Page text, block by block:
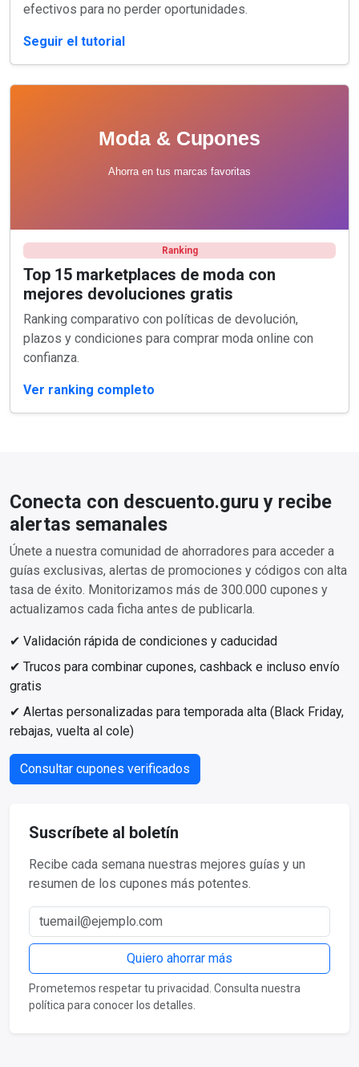
efectivos para no perder oportunidades.
Seguir el tutorial
Ranking
Top 15 marketplaces de moda con
mejores devoluciones gratis
Ranking comparativo con políticas de devolución,
plazos y condiciones para comprar moda online con
confianza.
Ver ranking completo
Conecta con descuento.guru y recibe
alertas semanales
Únete a nuestra comunidad de ahorradores para acceder a
guías exclusivas, alertas de promociones y códigos con alta
tasa de éxito. Monitorizamos más de 300.000 cupones y
actualizamos cada ficha antes de publicarla.
✔ Validación rápida de condiciones y caducidad
✔ Trucos para combinar cupones, cashback e incluso envío
gratis
✔ Alertas personalizadas para temporada alta (Black Friday,
rebajas, vuelta al cole)
Consultar cupones verificados
Suscríbete al boletín
Recibe cada semana nuestras mejores guías y un
resumen de los cupones más potentes.
Correo electrónico
Quiero ahorrar más
Prometemos respetar tu privacidad. Consulta nuestra
política para conocer los detalles.